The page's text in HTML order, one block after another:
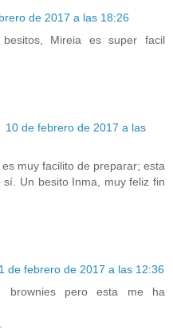
de 2017 a las 18:26
Mireia es super facil
10 de febrero de 2017 a las
muy facilito de preparar; esta
Un besito Inma, muy feliz fin
de febrero de 2017 a las 12:36
brownies pero esta me ha